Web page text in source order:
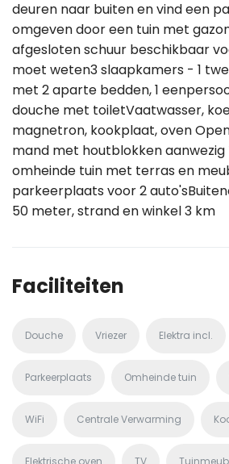
deuren naar buiten en vind een
omgeven door een tuin met
afgesloten schuur beschikbaar
moet weten3 slaapkamers - 1
met 2 aparte bedden, 1
douche met toiletVaatwasser,
magnetron, kookplaat, oven
mand met houtblokken aanwezig
omheinde tuin met terras en
parkeerplaats voor 2
50 meter, strand en winkel 3 km
Faciliteiten
Douche Vriezer Elektra incl.
Parkeerplaats Omheinde tuin
WiFi Centrale Verwarming
Elektrische oven TV